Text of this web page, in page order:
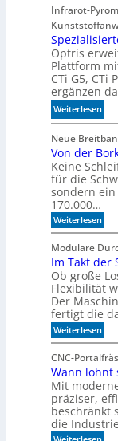
K
I
-
M
o
d
e
l
l
e
n
i
c
h
e
r
l
a
n
d
e
n
Infrarot-
Optris
Plattform
CTi G5, CTi
ergänzen
Weiterlesen:
S
p
e
z
a
i
s
i
e
t
e
I
R
-
e
n
s
o
r
Neue
Von der
Keine
für die
sondern
170.000…
Weiterlesen:
V
o
n
d
e
r
B
o
r
k
e
z
u
m
B
ü
c
h
e
Modulare
Im Takt der
Ob große
Flexibilität
Der
fertigt die
Weiterlesen:
I
T
a
k
t
d
e
r
CNC-
Wann lohnt
Mit
präziser,
beschränkt
die
: